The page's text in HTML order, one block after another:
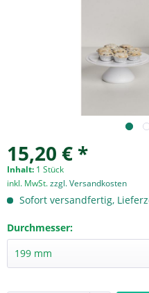
15,20 € *
Inhalt: 1 Stück
inkl. MwSt.zzgl. Versandkosten
Sofort versandfertig,
Durchmesser: